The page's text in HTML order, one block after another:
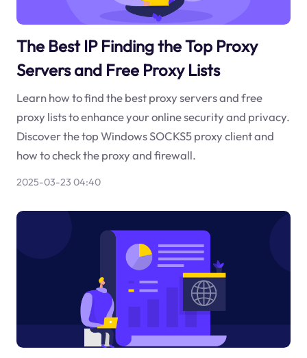
The Best IP Finding the Top Proxy
Servers and Free Proxy Lists
Learn how to find the best proxy servers and free
proxy lists to enhance your online security and privacy.
Discover the top Windows SOCKS5 proxy client and
how to check the proxy and firewall.
2025-03-23 04:40